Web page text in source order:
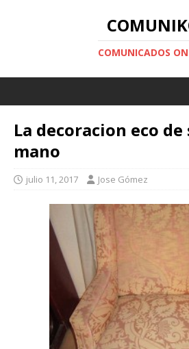
COMUNICADOS
La decoracion eco
mano
julio 11, 2017 Jose Gómez